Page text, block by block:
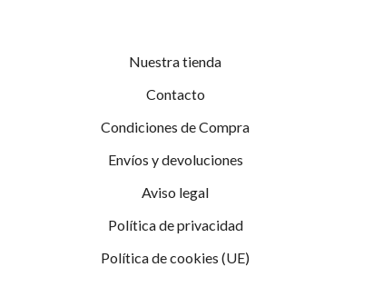
Nuestra tienda
Contacto
Condiciones de Compra
Envíos y devoluciones
Aviso legal
Política de privacidad
Política de cookies (UE)